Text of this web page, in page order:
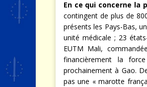
En ce qui concerne la
contingent de plus de
présents les Pays-Bas,
unité médicale ; 23
EUTM Mali,
financièrement la
prochainement à Gao.
pas une « marotte